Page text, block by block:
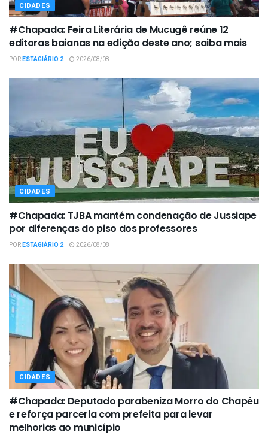
CIDADES
#Chapada: Feira Literária de Mucugê reúne 12
editoras baianas na edição deste ano; saiba mais
PORESTAGIÁRIO 2 2026/08/08
CIDADES
#Chapada: TJBA mantém condenação de Jussiape
por diferenças do piso dos professores
PORESTAGIÁRIO 2 2026/08/08
CIDADES
#Chapada: Deputado parabeniza Morro do Chapéu
e reforça parceria com prefeita para levar
melhorias ao município